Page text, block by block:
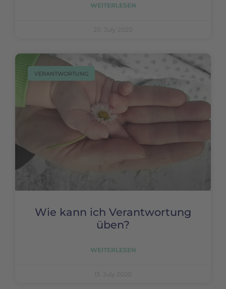
WEITERLESEN
20. July 2020
VERANTWORTUNG
Wie kann ich Verantwortung
üben?
WEITERLESEN
13. July 2020